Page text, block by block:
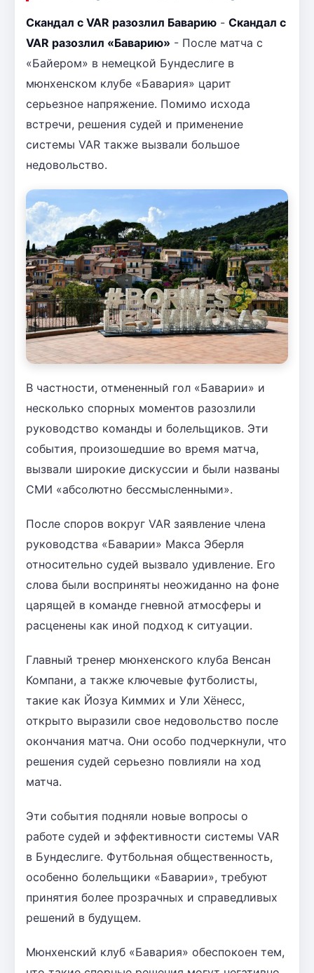
Скандал с VAR разозлил Баварию - Скандал с
VAR разозлил «Баварию» - После матча с
«Байером» в немецкой Бундеслиге в
мюнхенском клубе «Бавария» царит
серьезное напряжение. Помимо исхода
встречи, решения судей и применение
системы VAR также вызвали большое
недовольство.
В частности, отмененный гол «Баварии» и
несколько спорных моментов разозлили
руководство команды и болельщиков. Эти
события, произошедшие во время матча,
вызвали широкие дискуссии и были названы
СМИ «абсолютно бессмысленными».
После споров вокруг VAR заявление члена
руководства «Баварии» Макса Эберля
относительно судей вызвало удивление. Его
слова были восприняты неожиданно на фоне
царящей в команде гневной атмосферы и
расценены как иной подход к ситуации.
Главный тренер мюнхенского клуба Венсан
Компани, а также ключевые футболисты,
такие как Йозуа Киммих и Ули Хёнесс,
открыто выразили свое недовольство после
окончания матча. Они особо подчеркнули, что
решения судей серьезно повлияли на ход
матча.
Эти события подняли новые вопросы о
работе судей и эффективности системы VAR
в Бундеслиге. Футбольная общественность,
особенно болельщики «Баварии», требуют
принятия более прозрачных и справедливых
решений в будущем.
Мюнхенский клуб «Бавария» обеспокоен тем,